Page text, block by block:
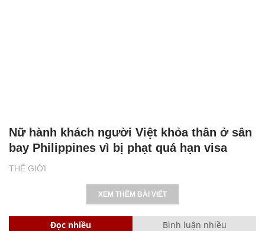
THẾ GIỚI
Nữ hành khách người Việt khỏa thân ở sân
bay Philippines vì bị phạt quá hạn visa
XEM THÊM BÀI VIẾT
Đọc nhiều Bình luận nhiều